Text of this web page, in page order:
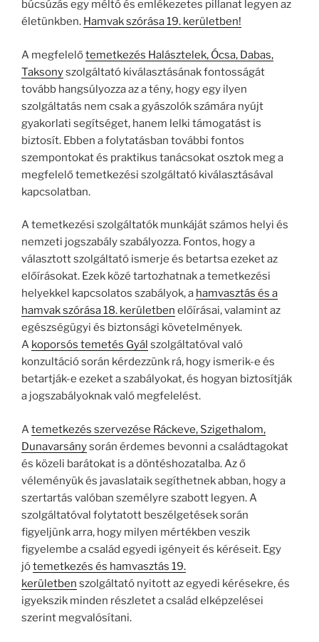
búcsúzás egy méltó és emlékezetes pillanat legyen az
életünkben. Hamvak szórása 19. kerületben!
A megfelelőtemetkezés Halásztelek, Ócsa, Dabas,
Taksonyszolgáltató kiválasztásának fontosságát
tovább hangsúlyozza az a tény, hogy egy ilyen
szolgáltatás nem csak a gyászolók számára nyújt
gyakorlati segítséget, hanem lelki támogatást is
biztosít. Ebben a folytatásban további fontos
szempontokat és praktikus tanácsokat osztok meg a
megfelelő temetkezési szolgáltató kiválasztásával
kapcsolatban.
A temetkezési szolgáltatók munkáját számos helyi és
nemzeti jogszabály szabályozza. Fontos, hogy a
választott szolgáltató ismerje és betartsa ezeket az
előírásokat. Ezek közé tartozhatnak a temetkezési
helyekkel kapcsolatos szabályok, a hamvasztás és a
hamvak szórása 18. kerületben előírásai, valamint az
egészségügyi és biztonsági követelmények.
A koporsós temetés Gyál szolgáltatóval való
konzultáció során kérdezzünk rá, hogy ismerik-e és
betartják-e ezeket a szabályokat, és hogyan biztosítják
a jogszabályoknak való megfelelést.
Atemetkezés szervezése Ráckeve, Szigethalom,
Dunavarsánysorán érdemes bevonni a családtagokat
és közeli barátokat is a döntéshozatalba. Az ő
véleményük és javaslataik segíthetnek abban, hogy a
szertartás valóban személyre szabott legyen. A
szolgáltatóval folytatott beszélgetések során
figyeljünk arra, hogy milyen mértékben veszik
figyelembe a család egyedi igényeit és kéréseit. Egy
jótemetkezés és hamvasztás 19.
kerületben szolgáltató nyitott az egyedi kérésekre, és
igyekszik minden részletet a család elképzelései
szerint megvalósítani.